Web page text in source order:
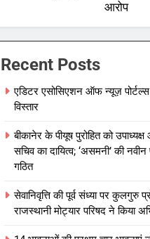
आरोप
Recent Posts
एडिटर एसोसिएशन ऑफ न्यूज़ पोर्टल्स
विस्तार
बीकानेर के पीयूष पुरोहित को
सचिव का दायित्व; ‘असमनी’ की नवीन
गठित
सेवानिवृत्ति की पूर्व संध्या पर कुलगुरु
राजस्थानी मोट्यार परिषद ने किया